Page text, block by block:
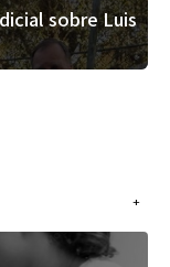
sobre Luis
+